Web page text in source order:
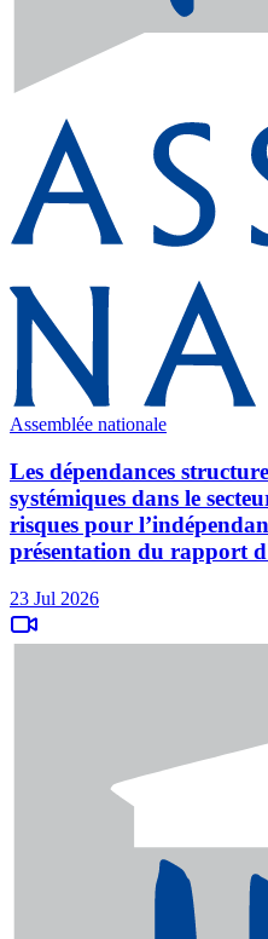
Assemblée nationale
Les dépendances
systémiques dans le
risques pour
présentation du rapport
23 Jul 2026